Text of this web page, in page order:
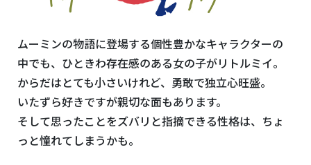
ムーミンの物語に登場する個性豊かなキャラクターの
中でも、ひときわ存在感のある女の子がリトルミイ。
からだはとても小さいけれど、勇敢で独立心旺盛。
いたずら好きですが親切な面もあります。
そして思ったことをズバリと指摘できる性格は、ちょ
っと憧れてしまうかも。